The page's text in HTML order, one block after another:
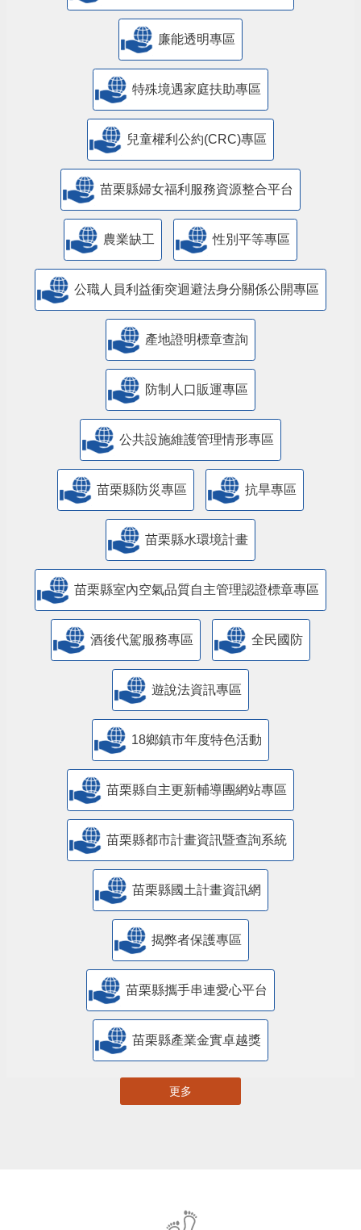
廉能透明專區
特殊境遇家庭扶助專區
兒童權利公約(CRC)專區
苗栗縣婦女福利服務資源整合平台
農業缺工 性別平等專區
公職人員利益衝突迴避法身分關係公開專區
產地證明標章查詢
防制人口販運專區
​公共設施維護管理情形專區
苗栗縣防災專區 抗旱專區
苗栗縣水環境計畫
苗栗縣室內空氣品質自主管理認證標章專區
酒後代駕服務專區 全民國防
遊說法資訊專區
18鄉鎮市年度特色活動
苗栗縣自主更新輔導團網站專區
苗栗縣都市計畫資訊暨查詢系統
苗栗縣國土計畫資訊網
揭弊者保護專區
苗栗縣攜手串連愛心平台
苗栗縣產業金實卓越獎
更多